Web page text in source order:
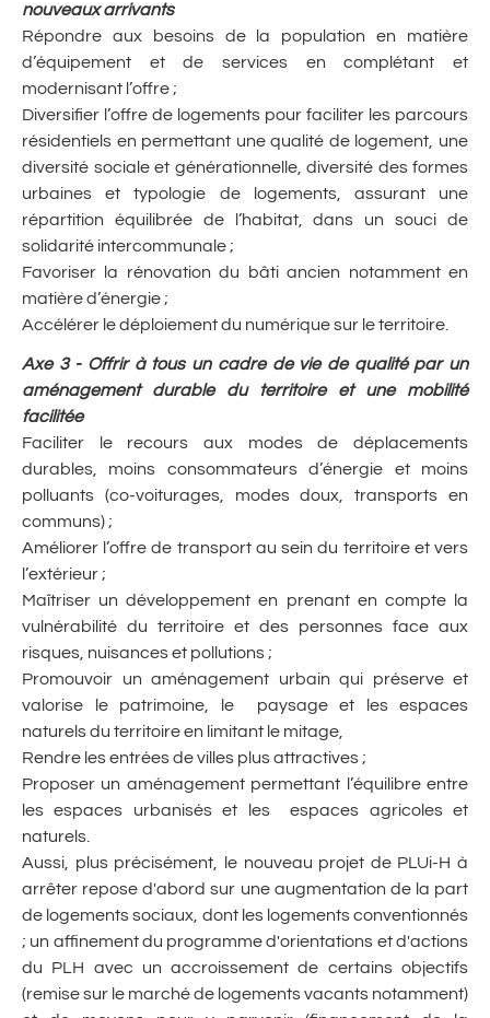
nouveaux arrivants
Répondre aux besoins de la population en matière
d’équipement et de services en complétant et
modernisant l’offre ;
Diversifier l’offre de logements pour faciliter les parcours
résidentiels en permettant une qualité de logement, une
diversité sociale et générationnelle, diversité des formes
urbaines et typologie de logements, assurant une
répartition équilibrée de l’habitat, dans un souci de
solidarité intercommunale ;
Favoriser la rénovation du bâti ancien notamment en
matière d’énergie ;
Accélérer le déploiement du numérique sur le territoire.
Axe 3 - Offrir à tous un cadre de vie de qualité par un
aménagement durable du territoire et une mobilité
facilitée
Faciliter le recours aux modes de déplacements
durables, moins consommateurs d’énergie et moins
polluants (co-voiturages, modes doux, transports en
communs) ;
Améliorer l’offre de transport au sein du territoire et vers
l’extérieur ;
Maîtriser un développement en prenant en compte la
vulnérabilité du territoire et des personnes face aux
risques, nuisances et pollutions ;
Promouvoir un aménagement urbain qui préserve et
valorise le patrimoine, le paysage et les espaces
naturels du territoire en limitant le mitage,
Rendre les entrées de villes plus attractives ;
Proposer un aménagement permettant l’équilibre entre
les espaces urbanisés et les espaces agricoles et
naturels.
Aussi, plus précisément, le nouveau projet de PLUi-H à
arrêter repose d'abord sur une augmentation de la part
de logements sociaux, dont les logements conventionnés
; un affinement du programme d'orientations et d'actions
du PLH avec un accroissement de certains objectifs
(remise sur le marché de logements vacants notamment)